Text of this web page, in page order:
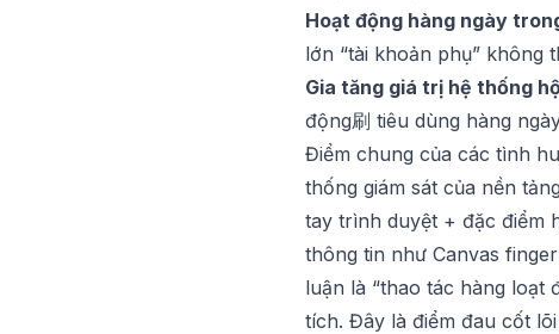
Hoạt động hàng ngày
lớn “tài khoản phụ” không
Gia tăng giá trị hệ thống
động刷 tiêu dùng hàng
Điểm chung của các tình
thống giám sát của nền
tay trình duyệt + đặc điểm
thông tin như Canvas
luận là “thao tác hàng loạt
tích. Đây là điểm đau cốt